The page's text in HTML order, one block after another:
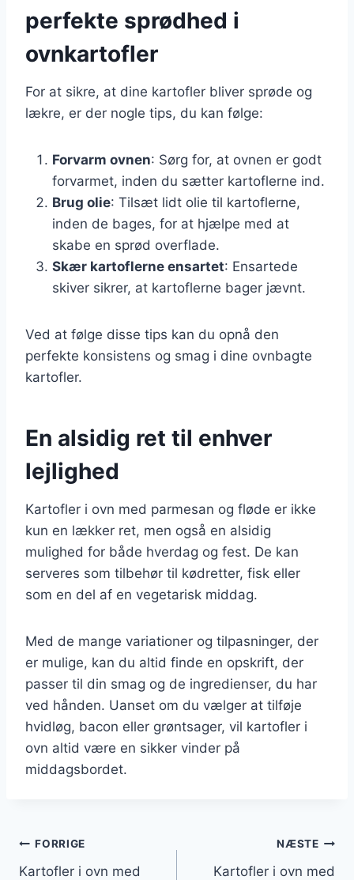
perfekte sprødhed i
ovnkartofler
For at sikre, at dine kartofler bliver sprøde og
lækre, er der nogle tips, du kan følge:
Forvarm ovnen: Sørg for, at ovnen er godt
forvarmet, inden du sætter kartoflerne ind.
Brug olie: Tilsæt lidt olie til kartoflerne,
inden de bages, for at hjælpe med at
skabe en sprød overflade.
Skær kartoflerne ensartet: Ensartede
skiver sikrer, at kartoflerne bager jævnt.
Ved at følge disse tips kan du opnå den
perfekte konsistens og smag i dine ovnbagte
kartofler.
En alsidig ret til enhver
lejlighed
Kartofler i ovn med parmesan og fløde er ikke
kun en lækker ret, men også en alsidig
mulighed for både hverdag og fest. De kan
serveres som tilbehør til kødretter, fisk eller
som en del af en vegetarisk middag.
Med de mange variationer og tilpasninger, der
er mulige, kan du altid finde en opskrift, der
passer til din smag og de ingredienser, du har
ved hånden. Uanset om du vælger at tilføje
hvidløg, bacon eller grøntsager, vil kartofler i
ovn altid være en sikker vinder på
middagsbordet.
Indlægsnavigation
FORRIGE
Kartofler i ovn med
NÆSTE
Kartofler i ovn med